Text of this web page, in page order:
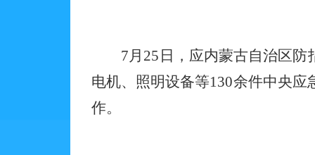
7月25日，应内蒙古自治区
电机、照明设备等130余件中央
作。